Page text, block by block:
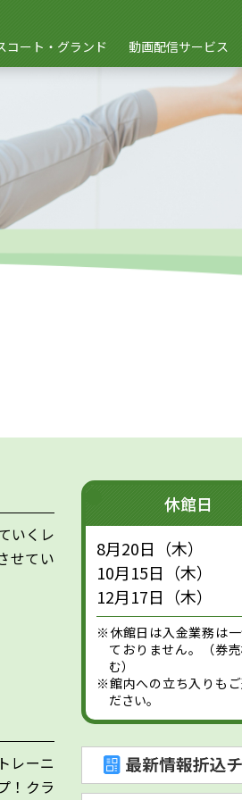
コート・グランド 動画配信サービス
いくレ
せてい
レーニ
！クラ
休館日
8月20日（木）
10月15日（木）
12月17日（木）
※休館日は入金業務は
ておりません。（券
む）
※館内への立ち入りもご
ださい。